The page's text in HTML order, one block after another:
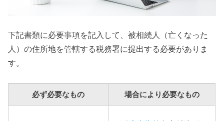
下記書類に必要事項を記入して、被相続人（亡くなった
人）の住所地を管轄する税務署に提出する必要がありま
す。
必ず必要なもの 場合により必要なもの